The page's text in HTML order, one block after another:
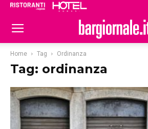
Home Tag Ordinanza
Tag: ordinanza